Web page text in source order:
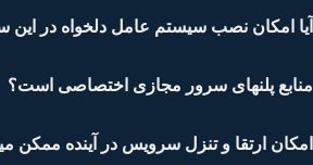
امکان نصب سیستم عامل دلخواه در این
پلنهای سرور مجازی اختصاصی است؟
ارتقا و تنزل سرویس در آینده ممکن